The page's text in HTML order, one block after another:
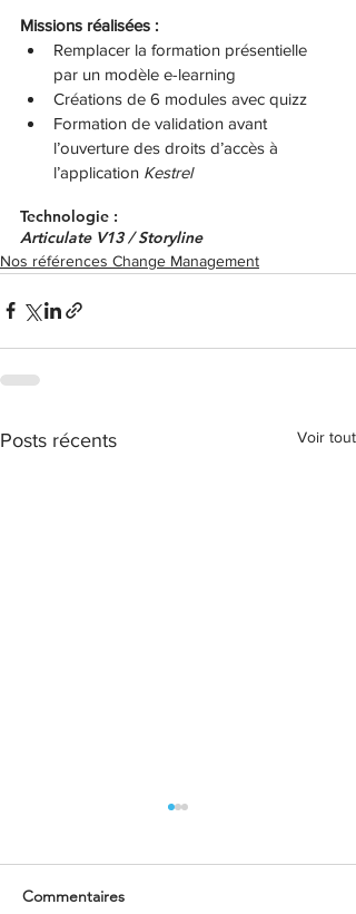
Missions réalisées :
Remplacer la formation présentielle
par un modèle e-learning
Créations de 6 modules avec quizz
Formation de validation avant
l’ouverture des droits d’accès à
l’application Kestrel
Technologie :
Articulate V13 / Storyline
Nos références Change Management
Posts récents Voir tout
Commentaires